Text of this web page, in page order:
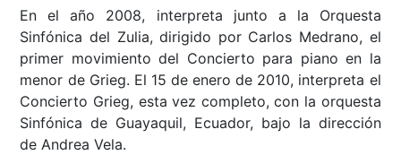
En el año 2008, interpreta junto a la Orquesta
Sinfónica del Zulia, dirigido por Carlos Medrano, el
primer movimiento del Concierto para piano en la
menor de Grieg. El 15 de enero de 2010, interpreta el
Concierto Grieg, esta vez completo, con la orquesta
Sinfónica de Guayaquil, Ecuador, bajo la dirección
de Andrea Vela.